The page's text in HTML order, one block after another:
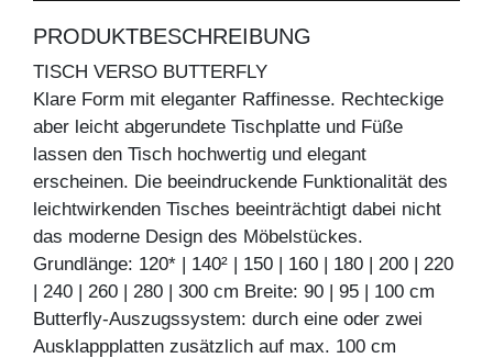
PRODUKTBESCHREIBUNG
TISCH VERSO BUTTERFLY
Klare Form mit eleganter Raffinesse. Rechteckige
aber leicht abgerundete Tischplatte und Füße
lassen den Tisch hochwertig und elegant
erscheinen. Die beeindruckende Funktionalität des
leichtwirkenden Tisches beeinträchtigt dabei nicht
das moderne Design des Möbelstückes.
Grundlänge: 120* | 140² | 150 | 160 | 180 | 200 | 220
| 240 | 260 | 280 | 300 cm Breite: 90 | 95 | 100 cm
Butterfly-Auszugssystem: durch eine oder zwei
Ausklappplatten zusätzlich auf max. 100 cm